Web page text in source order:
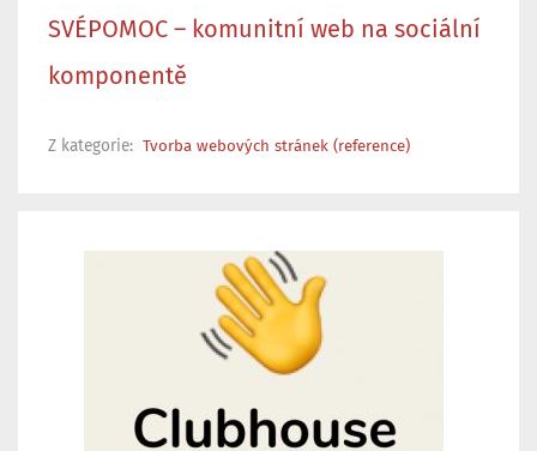
SVÉPOMOC – komunitní web na sociální
komponentě
Z kategorie: Tvorba webových stránek (reference)